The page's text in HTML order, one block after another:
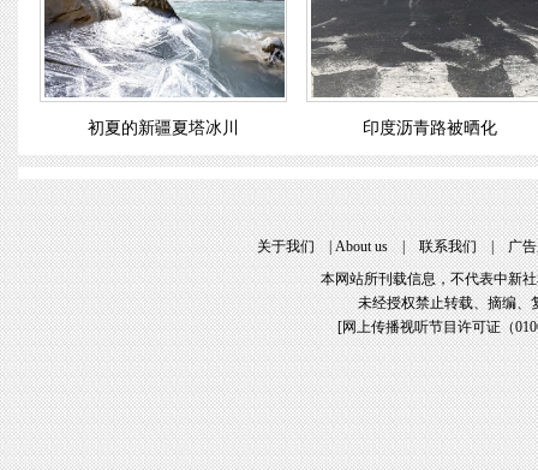
初夏的新疆夏塔冰川 印度沥青路被晒化
关于我们 | About u | 联系我们 | 广
本网站所刊载信息，不代表中新
未经授权禁止转载、摘编、
[网上传播视听节目许可证（